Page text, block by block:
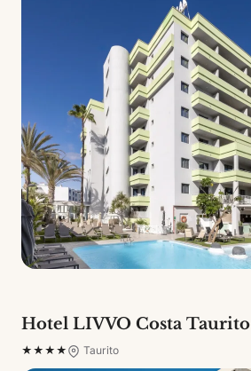
Hotel LIVVO Costa Taurito
★★★★ Taurito